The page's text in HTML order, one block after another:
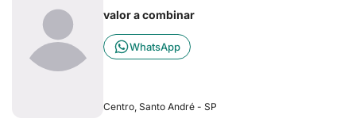
valor a combinar
WhatsApp
Centro, Santo André - SP